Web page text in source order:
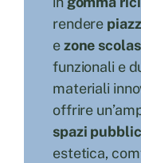
rendere
ezone
funzionali e
materiali
offrire
spazi
estetica,